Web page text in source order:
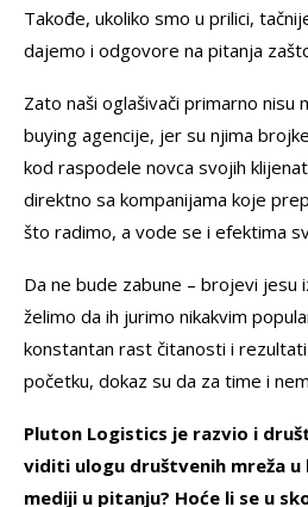
Takođe, ukoliko smo u prilici,
dajemo i odgovore na pitanja
Zato naši oglašivači primarno nisu
buying agencije, jer su njima
kod raspodele novca svojih
direktno sa kompanijama koje
što radimo, a vode se i efektima
Da ne bude zabune – brojevi jesu
želimo da ih jurimo nikakvim
konstantan rast čitanosti i
početku, dokaz su da za time i
Pluton Logistics je razvio i
viditi ulogu društvenih mreža u
mediji u pitanju? Hoće li se u